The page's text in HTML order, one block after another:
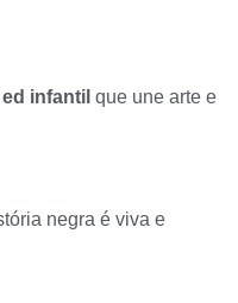
infantil que une arte e
negra é viva e